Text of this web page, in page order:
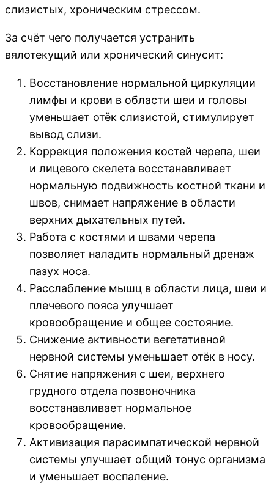
слизистых, хроническим стрессом.
За счёт чего получается устранить
вялотекущий или хронический синусит:
Восстановление нормальной циркуляции
лимфы и крови в области шеи и головы
уменьшает отёк слизистой, стимулирует
вывод слизи.
Коррекция положения костей черепа, шеи
и лицевого скелета восстанавливает
нормальную подвижность костной ткани и
швов, снимает напряжение в области
верхних дыхательных путей.
Работа с костями и швами черепа
позволяет наладить нормальный дренаж
пазух носа.
Расслабление мышц в области лица, шеи и
плечевого пояса улучшает
кровообращение и общее состояние.
Снижение активности вегетативной
нервной системы уменьшает отёк в носу.
Снятие напряжения с шеи, верхнего
грудного отдела позвоночника
восстанавливает нормальное
кровообращение.
Активизация парасимпатической нервной
системы улучшает общий тонус организма
и уменьшает воспаление.